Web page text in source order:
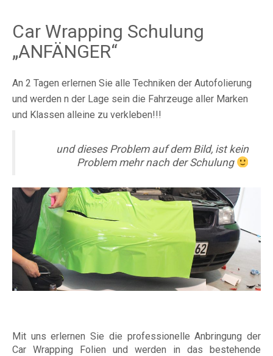
Car Wrapping Schulung
„ANFÄNGER“
An 2 Tagen erlernen Sie alle Techniken der Autofolierung
und werden n der Lage sein die Fahrzeuge aller Marken
und Klassen alleine zu verkleben!!!
und dieses Problem auf dem Bild, ist kein
Problem mehr nach der Schulung
Mit uns erlernen Sie die professionelle Anbringung der
Car Wrapping Folien und werden in das bestehende